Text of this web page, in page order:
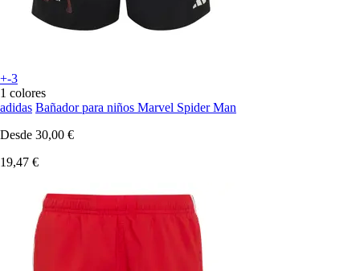
+-3
1 colores
adidas Bañador para niños Marvel Spider Man
Desde 30,00 €
19,47 €